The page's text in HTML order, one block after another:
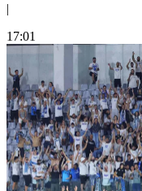
|
17:01